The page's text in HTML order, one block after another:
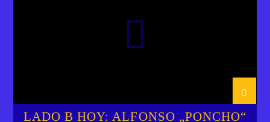
LADO B HOY: ALFONSO „PONCHO“